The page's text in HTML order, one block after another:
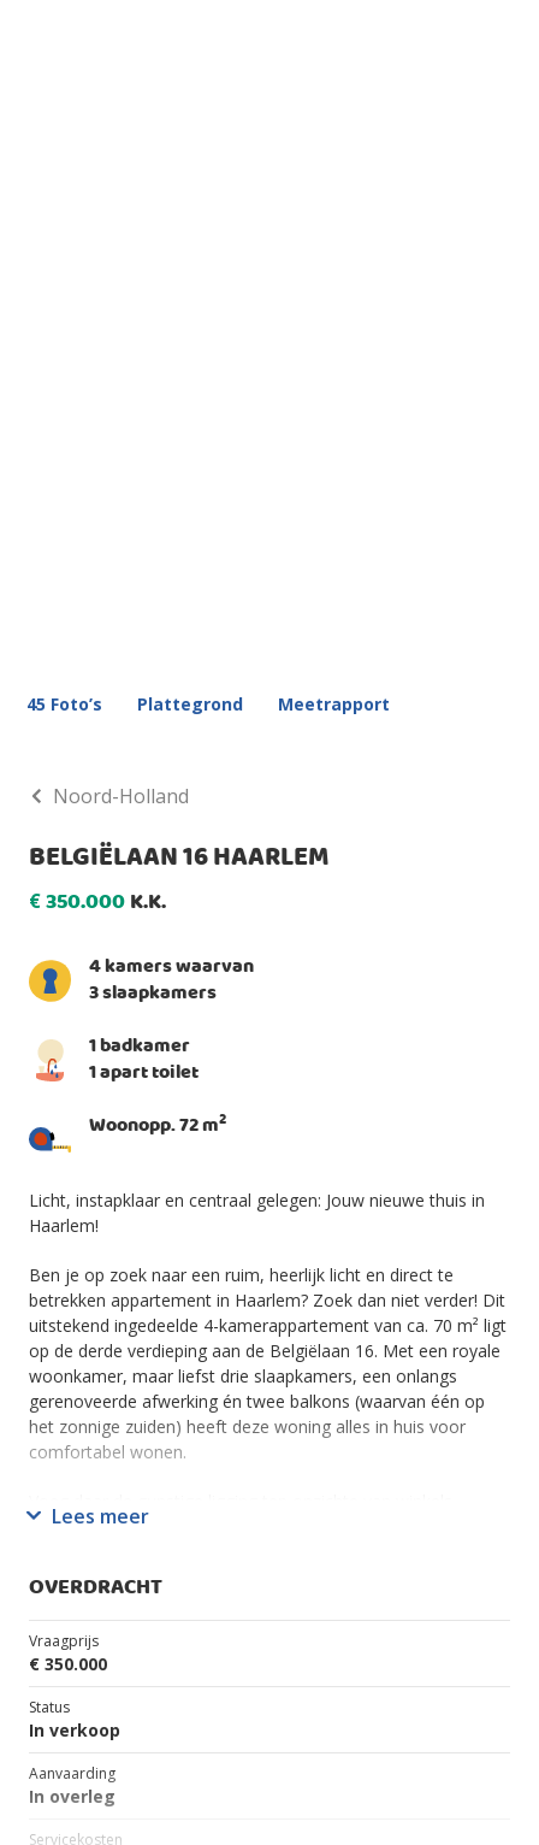
45 Foto’s Plattegrond Meetrapport
Noord-Holland
BELGIËLAAN 16 HAARLEM
€350.000K.K.
4 kamers waarvan
3 slaapkamers
1 badkamer
1 apart toilet
Woonopp. 72 m2
Licht, instapklaar en centraal gelegen: Jouw nieuwe thuis in
Haarlem!
Ben je op zoek naar een ruim, heerlijk licht en direct te
betrekken appartement in Haarlem? Zoek dan niet verder! Dit
uitstekend ingedeelde 4-kamerappartement van ca. 70 m² ligt
op de derde verdieping aan de Belgiëlaan 16. Met een royale
woonkamer, maar liefst drie slaapkamers, een onlangs
gerenoveerde afwerking én twee balkons (waarvan één op
het zonnige zuiden) heeft deze woning alles in huis voor
comfortabel wonen.
uitvalswegen en openbaar vervoer aan toe, en je hebt de
Goed om te weten:
· Energielabel C;
· Instapklaar: badkamer is onlangs vernieuwd en keuken enige
jaren ervoor;
· Buitenruimte: Twee balkons, waaronder één op het zonnige
zuiden;
· Berging: Eigen ruime berging op de begane grond;
· Uitstekende bereikbaarheid: Uitvalswegen en OV-
verbindingen naar Amsterdam en Schiphol in de directe
nabijheid;
Lees meer
OVERDRACHT
Vraagprijs
€ 350.000
Status
In verkoop
Aanvaarding
In overleg
Servicekosten